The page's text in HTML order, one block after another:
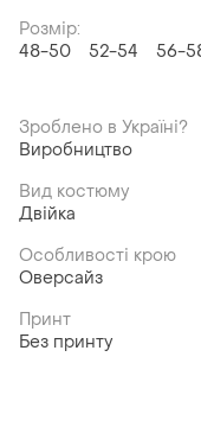
Розмір:
48-50
52-54 56-
Зроблено в Україні?
Виробництво
Вид костюму
Двійка
Особливості крою
Оверсайз
Принт
Без принту